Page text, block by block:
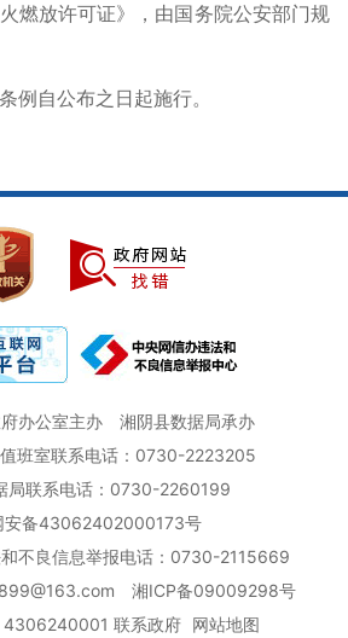
燃放许可证》，由国务院公安部门规
自公布之日起施行。
办公室主办
湘阴县数据局承办
班室联系电话：0730-2223205
局联系电话：0730-2260199
安备43062402000173号
不良信息举报电话：0730-2115669
湘ICP备09009298号
4306240001 联系政府 网站地图